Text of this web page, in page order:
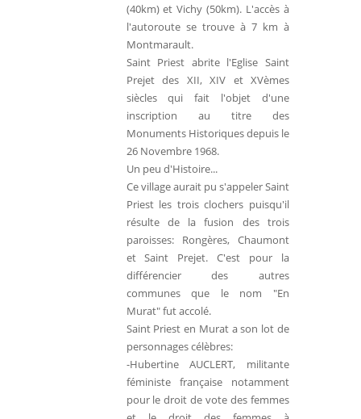
(40km) et Vichy (50km). L'accès à
l'autoroute se trouve à 7 km à
Montmarault.
Saint Priest abrite l'Eglise Saint
Prejet des XII, XIV et XVèmes
siècles qui fait l'objet d'une
inscription au titre des
Monuments Historiques depuis le
26 Novembre 1968.
Un peu d'Histoire...
Ce village aurait pu s'appeler Saint
Priest les trois clochers puisqu'il
résulte de la fusion des trois
paroisses: Rongères, Chaumont
et Saint Prejet. C'est pour la
différencier des autres
communes que le nom "En
Murat" fut accolé.
Saint Priest en Murat a son lot de
personnages célèbres:
-Hubertine AUCLERT, militante
féministe française notamment
pour le droit de vote des femmes